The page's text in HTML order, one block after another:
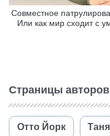
Совместное
Или как мир сходит с
Страницы авторов
Отто Йорк